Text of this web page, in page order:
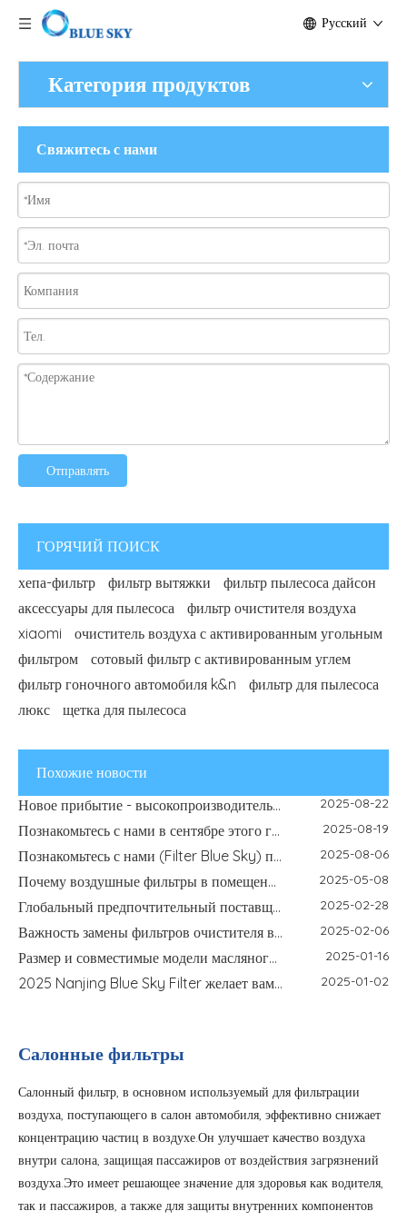
Pусский
Категория продуктов
Свяжитесь с нами
Отправлять
ГОРЯЧИЙ ПОИСК
хепа-фильтр
фильтр вытяжки
фильтр пылесоса дайсон
аксессуары для пылесоса
фильтр очистителя воздуха
xiaomi
очиститель воздуха с активированным угольным
фильтром
сотовый фильтр с активированным углем
фильтр гоночного автомобиля k&n
фильтр для пылесоса
люкс
щетка для пылесоса
Похожие новости
2026-06-12
Руководство по домашнему очистителю воздуха своими руками — Как воздушные фильтры улучшают качество воздуха в помещении | Фильтр голубого неба
Новое прибытие - высокопроизводительные мотоциклетные фильтры для улучшения катания на верховой езде 2025-08-22
2025-08-19
2025-08-06
2025-05-08
2025-02-28
2025-02-06
2025-01-16
2025-01-02
135-я Кантонская ярмарка 2024-04-29
Как выбрать картридж фильтра для бассейна: площадь фильтрации, размер, торцевая крышка и руководство по замене 2026-06-22
Руководство по аксессуарам для робота-пылесоса: основная щетка, боковая щетка, фильтр и сменный комплект 2026-06-17
Как выбрать картридж для деминерализации увлажнителя: белая пыль, жесткая вода и руководство по замене 2026-06-12
Салонные фильтры
Салонный фильтр, в основном используемый для фильтрации
воздуха, поступающего в салон автомобиля, эффективно снижает
концентрацию частиц в воздухе.Он улучшает качество воздуха
внутри салона, защищая пассажиров от воздействия загрязнений
воздуха.Это имеет решающее значение для здоровья как водителя,
так и пассажиров, а также для защиты внутренних компонентов